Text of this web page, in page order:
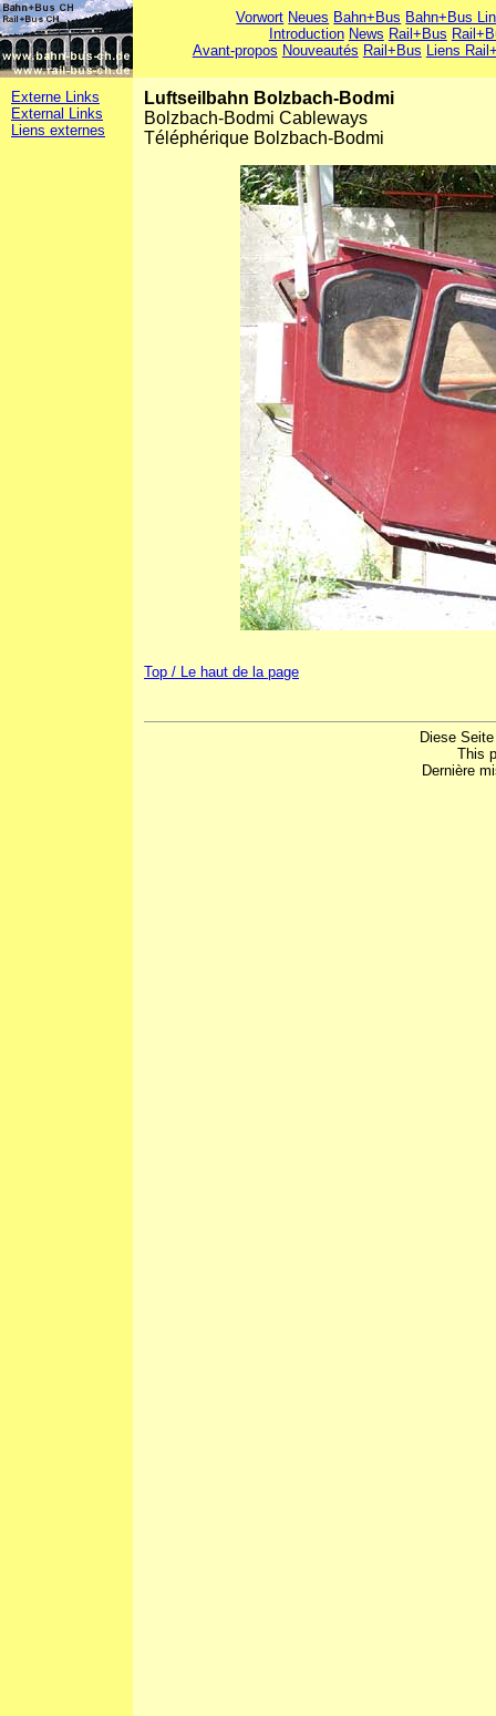
Vorwort Neues Bahn+Bus Bahn+Bus
Introduction News Rail+Bus
Avant-propos Nouveautés Rail+Bus Liens
Externe Links
External Links
Liens externes
Luftseilbahn Bolzbach-Bodmi
Bolzbach-Bodmi Cableways
Téléphérique Bolzbach-Bodmi
Top / Le haut de la page
Diese
This
Dernière